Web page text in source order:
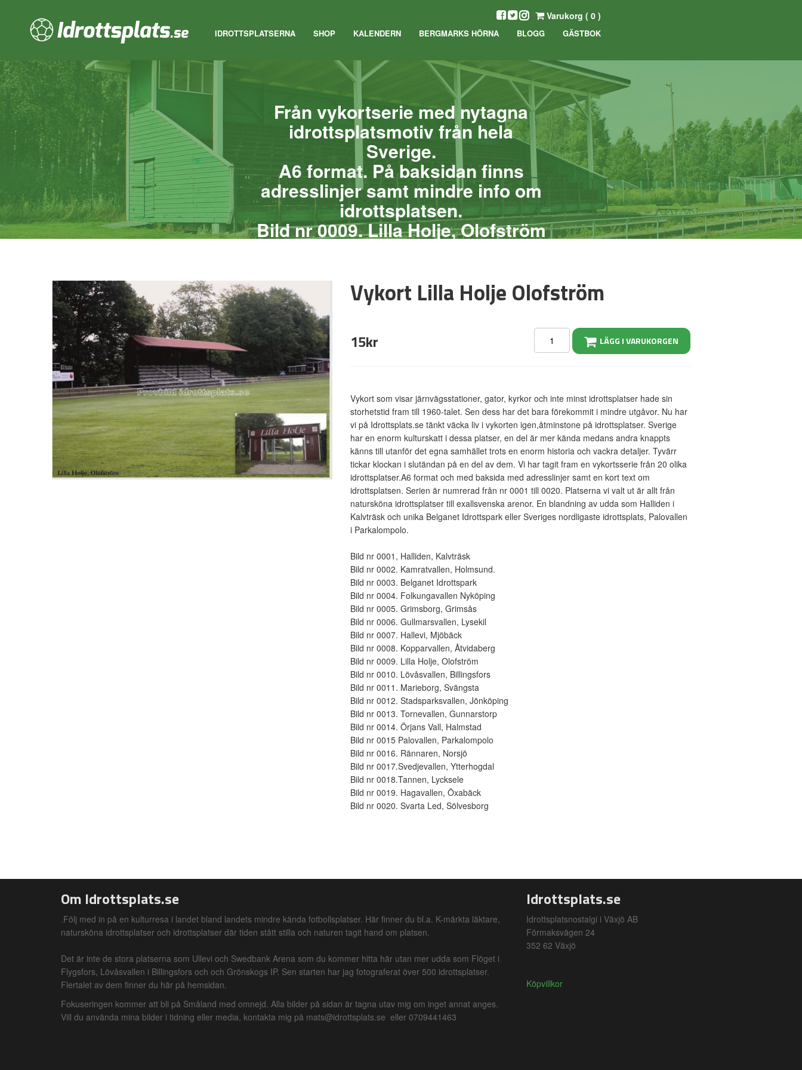
IDROTTSPLATSERNA SHOP KALENDERN BERGMARKS HÖRNA BLOGG GÄSTBOK
Varukorg ( 0 )
Från vykortserie med nytagna
idrottsplatsmotiv från hela
Sverige.
A6 format. På baksidan finns
adresslinjer samt mindre info om
idrottsplatsen.
Bild nr 0009. Lilla Holje, Olofström
Vykort Lilla Holje Olofström
15kr LÄGG I VARUKORGEN
Vykort som visar järnvägsstationer, gator, kyrkor och inte minst idrottsplatser hade sin
storhetstid fram till 1960-talet. Sen dess har det bara förekommit i mindre utgåvor. Nu har
vi på Idrottsplats.se tänkt väcka liv i vykorten igen,åtminstone på idrottsplatser. Sverige
har en enorm kulturskatt i dessa platser, en del är mer kända medans andra knappts
känns till utanför det egna samhället trots en enorm historia och vackra detaljer. Tyvärr
tickar klockan i slutändan på en del av dem. Vi har tagit fram en vykortsserie från 20 olika
idrottsplatser.A6 format och med baksida med adresslinjer samt en kort text om
idrottsplatsen. Serien är numrerad från nr 0001 till 0020. Platserna vi valt ut är allt från
natursköna idrottsplatser till exallsvenska arenor. En blandning av udda som Halliden i
Kalvträsk och unika Belganet Idrottspark eller Sveriges nordligaste idrottsplats, Palovallen
i Parkalompolo.
Bild nr 0001, Halliden, Kalvträsk
Bild nr 0002. Kamratvallen, Holmsund.
Bild nr 0003. Belganet Idrottspark
Bild nr 0004. Folkungavallen Nyköping
Bild nr 0005. Grimsborg, Grimsås
Bild nr 0006. Gullmarsvallen, Lysekil
Bild nr 0007. Hallevi, Mjöbäck
Bild nr 0008. Kopparvallen, Åtvidaberg
Bild nr 0009. Lilla Holje, Olofström
Bild nr 0010. Lövåsvallen, Billingsfors
Bild nr 0011. Marieborg, Svängsta
Bild nr 0012. Stadsparksvallen, Jönköping
Bild nr 0013. Tornevallen, Gunnarstorp
Bild nr 0014. Örjans Vall, Halmstad
Bild nr 0015 Palovallen, Parkalompolo
Bild nr 0016. Rännaren, Norsjö
Bild nr 0017.Svedjevallen, Ytterhogdal
Bild nr 0018.Tannen, Lycksele
Bild nr 0019. Hagavallen, Öxabäck
Bild nr 0020. Svarta Led, Sölvesborg
Om Idrottsplats.se
.Följ med in på en kulturresa i landet bland landets mindre kända fotbollsplatser. Här finner du bl.a. K-märkta läktare,
natursköna idrottsplatser och idrottsplatser där tiden stått stilla och naturen tagit hand om platsen.
Det är inte de stora platserna som Ullevi och Swedbank Arena som du kommer hitta här utan mer udda som Flöget i
Flygsfors, Lövåsvallen i Billingsfors och och Grönskogs IP. Sen starten har jag fotograferat över 500 idrottsplatser.
Flertalet av dem finner du här på hemsidan.
Fokuseringen kommer att bli på Småland med omnejd. Alla bilder på sidan är tagna utav mig om inget annat anges.
Vill du använda mina bilder i tidning eller media, kontakta mig på mats@idrottsplats.se eller 0709441463
Idrottsplats.se
Idrottsplatsnostalgi i Växjö AB
Förmaksvägen 24
352 62 Växjö
Köpvillkor